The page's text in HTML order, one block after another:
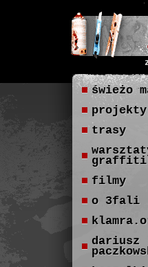
świeżo
projekty
trasy
graffiti
filmy
o 3fali
dariusz